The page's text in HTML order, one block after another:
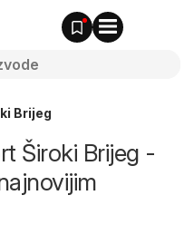
Brijeg
Široki Brijeg -